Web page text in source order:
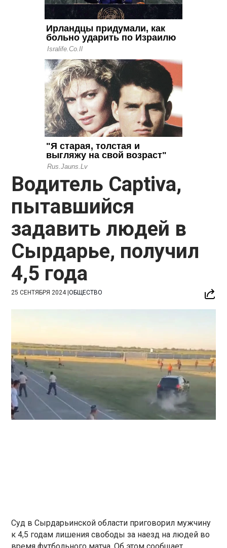
Водитель Captiva,
пытавшийся
задавить людей в
Сырдарье, получил
4,5 года
25 СЕНТЯБРЯ 2024|ОБЩЕСТВО
Суд в Сырдарьинской области приговорил мужчину
к 4,5 годам лишения свободы за наезд на людей во